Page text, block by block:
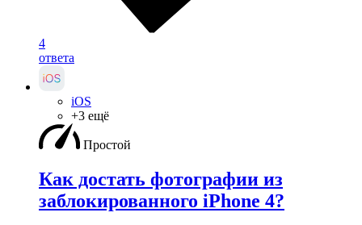
4
ответа
iOS
+3 ещё
Простой
Как достать фотографии из
заблокированного iPhone 4?